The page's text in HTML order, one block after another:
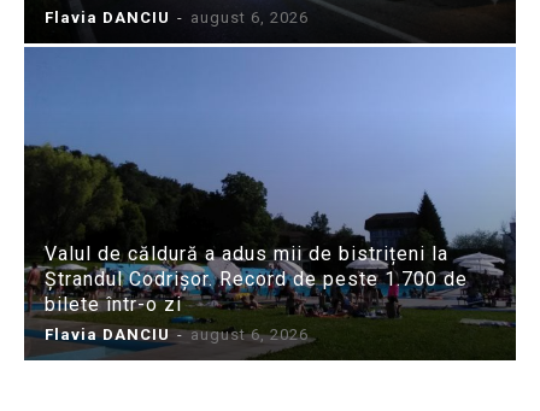
Flavia DANCIU - august 6, 2026
Valul de căldură a adus mii de bistrițeni la
Ștrandul Codrișor. Record de peste 1.700 de
bilete într-o zi
Flavia DANCIU - august 6, 2026